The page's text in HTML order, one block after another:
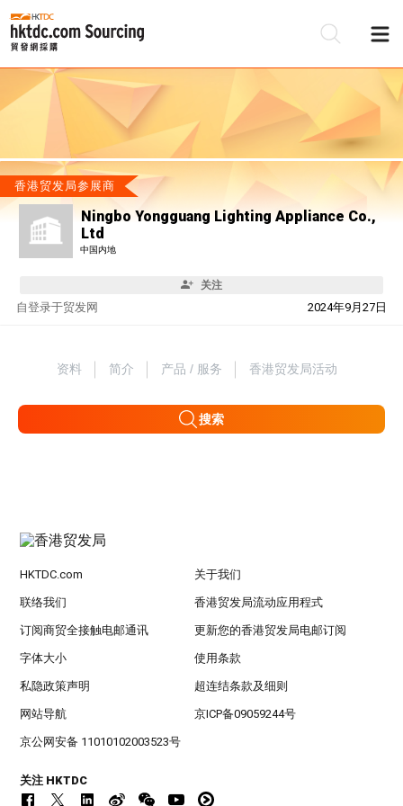
香港贸发局参展商
Ningbo Yongguang Lighting Appliance Co.,
Ltd
中国内地
关注
自 2024年9月27日
登录于贸发网
资料 简介 产品 / 服务 香港贸发局活动
搜索
HKTDC.com 关于我们
联络我们 香港贸发局流动应用程式
订阅商贸全接触电邮通讯 更新您的香港贸发局电邮订阅
字体大小 使用条款
私隐政策声明 超连结条款及细则
网站导航 京ICP备09059244号
京公网安备 11010102003523号
关注 HKTDC